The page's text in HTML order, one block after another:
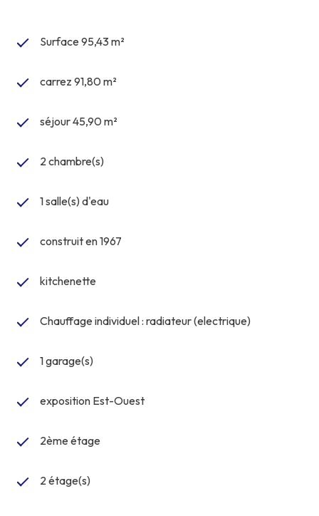
Surface 95,43 m²
carrez 91,80 m²
séjour 45,90 m²
2 chambre(s)
1 salle(s) d'eau
construit en 1967
kitchenette
Chauffage individuel : radiateur (electrique)
1 garage(s)
exposition Est-Ouest
2ème étage
2 étage(s)